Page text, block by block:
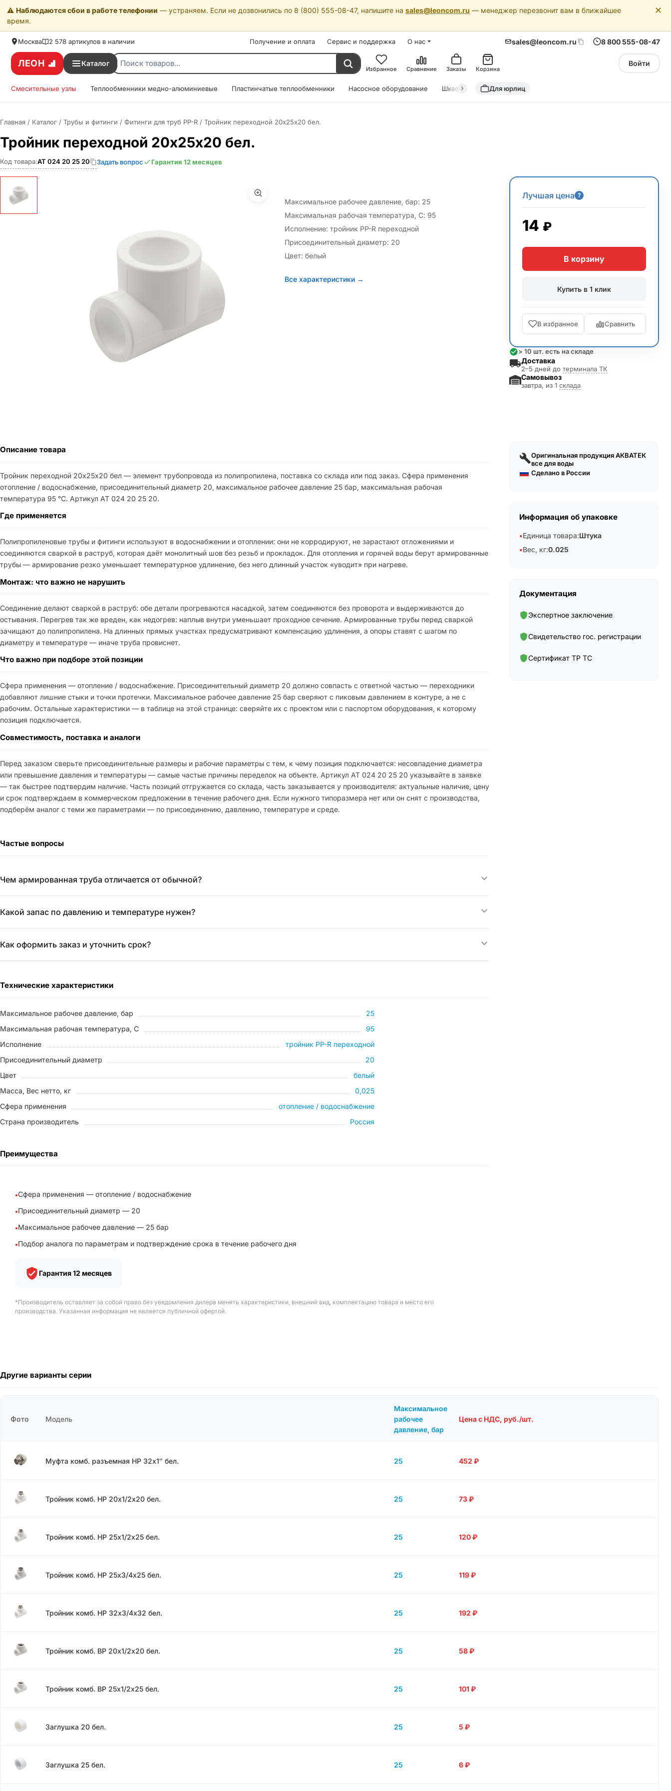
⚠️ Наблюдаются сбои в работе телефонии — устраняем. Если не дозвонились по 8 (800) 555-08-47, напишите на sales@leoncom.ru — менеджер перезвонит вам в ближайшее
время.
✕
Москва 2 578 артикулов в наличии Получение и оплата Сервис и поддержка О нас sales@leoncom.ru 8 800 555-08-47
ЛЕОН Каталог
Избранное Сравнение Заказы Корзина
Войти
Смесительные узлы Теплообменники медно-алюминиевые Пластинчатые теплообменники Насосное оборудование Шкафы автоматики Драйкулеры (сухие охладители)
Для юрлиц
Главная / Каталог / Трубы и фитинги / Фитинги для труб PP-R / Тройник переходной 20х25х20 бел.
Тройник переходной 20х25х20 бел.
Код товара:АТ 024 20 25 20 Задать вопрос Гарантия 12 месяцев
Максимальное рабочее давление, бар: 25
Максимальная рабочая температура, С: 95
Исполнение: тройник PP-R переходной
Присоединительный диаметр: 20
Цвет: белый
Все характеристики →
Лучшая цена ?
14 ₽
В корзину
Купить в 1 клик
В избранное Сравнить
> 10 шт. есть на складе
Доставка
2–5 дней до терминала ТК
Самовывоз
завтра, из 1 склада
Описание товара
Тройник переходной 20х25х20 бел — элемент трубопровода из полипропилена, поставка со склада или под заказ. Сфера применения
отопление / водоснабжение, присоединительный диаметр 20, максимальное рабочее давление 25 бар, максимальная рабочая
температура 95 °C. Артикул АТ 024 20 25 20.
Где применяется
Полипропиленовые трубы и фитинги используют в водоснабжении и отоплении: они не корродируют, не зарастают отложениями и
соединяются сваркой в раструб, которая даёт монолитный шов без резьб и прокладок. Для отопления и горячей воды берут армированные
трубы — армирование резко уменьшает температурное удлинение, без него длинный участок «уводит» при нагреве.
Монтаж: что важно не нарушить
Соединение делают сваркой в раструб: обе детали прогреваются насадкой, затем соединяются без проворота и выдерживаются до
остывания. Перегрев так же вреден, как недогрев: наплыв внутри уменьшает проходное сечение. Армированные трубы перед сваркой
зачищают до полипропилена. На длинных прямых участках предусматривают компенсацию удлинения, а опоры ставят с шагом по
диаметру и температуре — иначе труба провиснет.
Что важно при подборе этой позиции
Сфера применения — отопление / водоснабжение. Присоединительный диаметр 20 должно совпасть с ответной частью — переходники
добавляют лишние стыки и точки протечки. Максимальное рабочее давление 25 бар сверяют с пиковым давлением в контуре, а не с
рабочим. Остальные характеристики — в таблице на этой странице: сверяйте их с проектом или с паспортом оборудования, к которому
позиция подключается.
Совместимость, поставка и аналоги
Перед заказом сверьте присоединительные размеры и рабочие параметры с тем, к чему позиция подключается: несовпадение диаметра
или превышение давления и температуры — самые частые причины переделок на объекте. Артикул АТ 024 20 25 20 указывайте в заявке
— так быстрее подтвердим наличие. Часть позиций отгружается со склада, часть заказывается у производителя: актуальные наличие, цену
и срок подтверждаем в коммерческом предложении в течение рабочего дня. Если нужного типоразмера нет или он снят с производства,
подберём аналог с теми же параметрами — по присоединению, давлению, температуре и среде.
Частые вопросы
Чем армированная труба отличается от обычной?
Какой запас по давлению и температуре нужен?
Как оформить заказ и уточнить срок?
Технические характеристики
Максимальное рабочее давление, бар
25
Максимальная рабочая температура, С
95
Исполнение
тройник PP-R переходной
Присоединительный диаметр
20
Цвет
белый
Масса, Вес нетто, кг
0,025
Сфера применения
отопление / водоснабжение
Страна производитель
Россия
Преимущества
Сфера применения — отопление / водоснабжение
Присоединительный диаметр — 20
Максимальное рабочее давление — 25 бар
Подбор аналога по параметрам и подтверждение срока в течение рабочего дня
Гарантия 12 месяцев
*Производитель оставляет за собой право без уведомления дилера менять характеристики, внешний вид, комплектацию товара и место его
производства. Указанная информация не является публичной офертой.
Оригинальная продукция АКВАТЕК
все для воды
Сделано в России
Информация об упаковке
Единица товара:Штука
Вес, кг:0.025
Документация
Экспертное заключение
Свидетельство гос. регистрации
Сертификат ТР ТС
Другие варианты серии
Фото Модель
Максимальное
рабочее
давление, бар
Цена с НДС, руб./шт.
Муфта комб. разъемная НР 32х1″ бел. 25 452 ₽
Тройник комб. НР 20х1/2х20 бел. 25 73₽
Тройник комб. НР 25х1/2х25 бел. 25 120₽
Тройник комб. НР 25х3/4х25 бел. 25 119₽
Тройник комб. НР 32х3/4х32 бел. 25 192 ₽
Тройник комб. ВР 20х1/2х20 бел. 25 58₽
Тройник комб. ВР 25х1/2х25 бел. 25 101₽
Заглушка 20 бел. 25 5 ₽
Заглушка 25 бел. 25 6₽